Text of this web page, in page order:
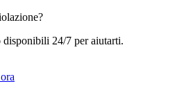
disponibili 24/7 per aiutarti.